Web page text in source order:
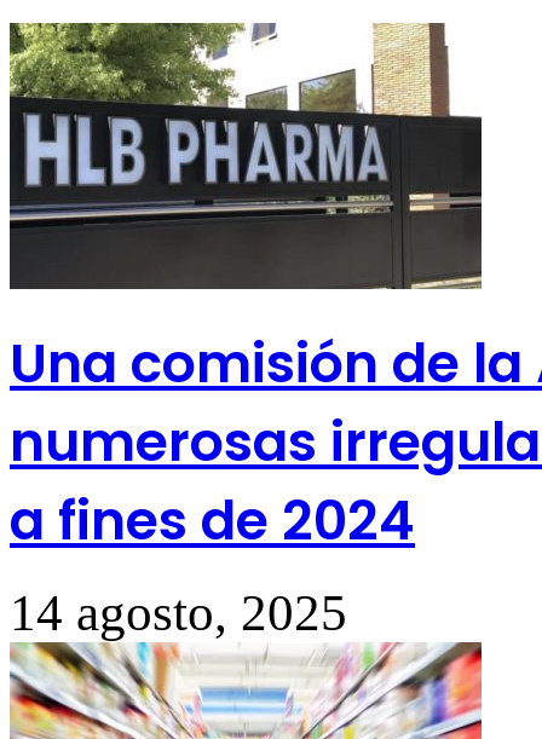
Una comisión de
numerosas
a fines de 2024
14 agosto, 2025